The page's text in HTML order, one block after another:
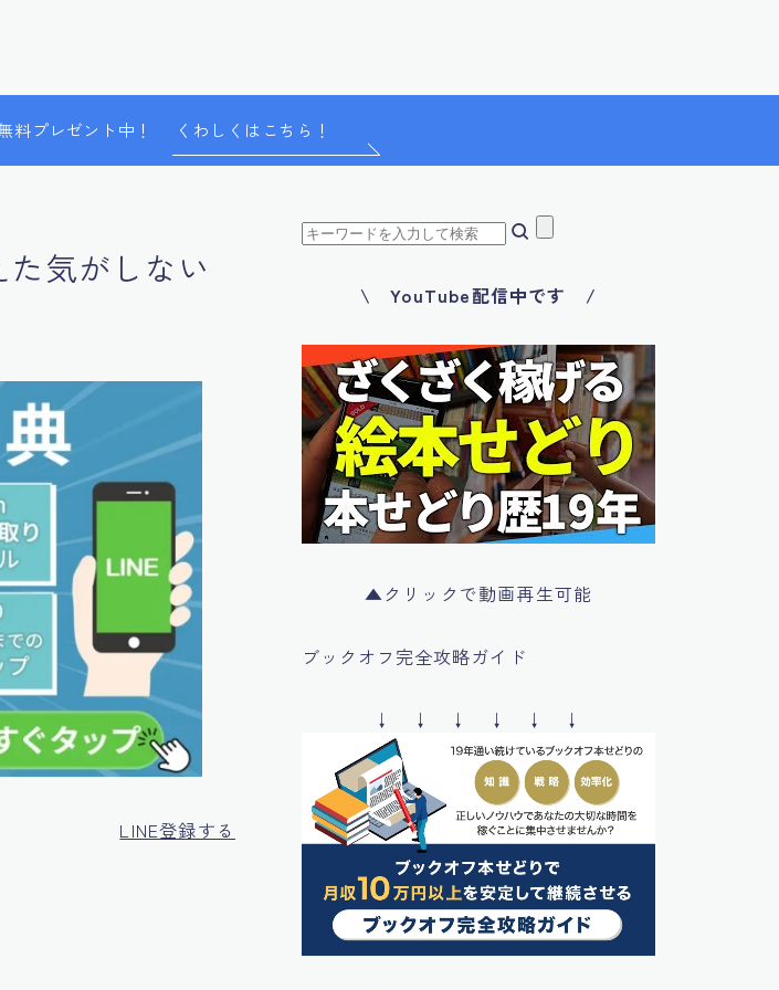
料プレゼント中！ くわしくはこちら！
気がしない
LINE登録する
\ YouTube配信中です /
▲クリックで動画再生可能
ブックオフ完全攻略ガイド
↓ ↓ ↓ ↓ ↓ ↓